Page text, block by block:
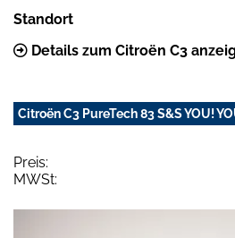
Standort
Details zum Citroën C3
Citroën C3 PureTech 83 S&S YOU!
Preis:
MWSt: